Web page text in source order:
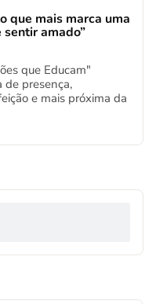
que mais marca uma
amado”
que Educam"
presença,
e mais próxima da